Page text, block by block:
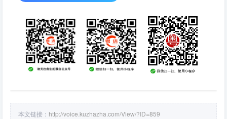
本文链接： http://voice.kuzhazha.com/View/?ID=859